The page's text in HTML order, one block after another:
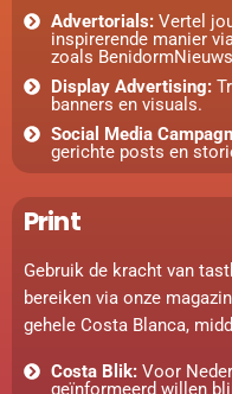
Advertorials:Vertel
inspirerende manier
zoals
Display Advertising:
banners en visuals.
Social Media
gerichte posts en
Print
Gebruik de kracht van
bereiken via onze
gehele Costa Blanca,
Costa Blik:Voor
geïnformeerd willen